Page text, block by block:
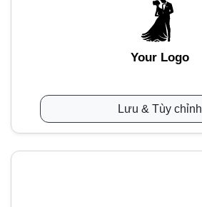
Your Logo
Lưu & Tùy chỉnh